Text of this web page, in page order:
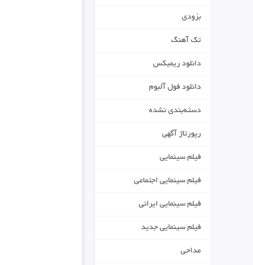
بزودی
تک آهنگ
دانلود ریمیکس
دانلود فول آلبوم
دسته‌بندی نشده
رپورتاژ آگهی
فیلم سینمایی
فیلم سینمایی اجتماعی
فیلم سینمایی ایرانی
فیلم سینمایی جدید
مداحی